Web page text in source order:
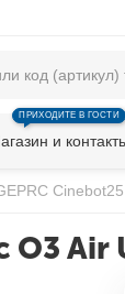
и
ПРИХОДИТЕ В ГОСТИ
O3 Air